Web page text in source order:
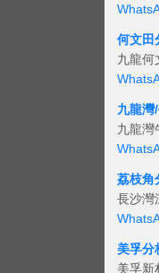
何文田
九龍何
九龍灣
九龍灣
荔枝角
長沙灣
美孚分
美孚新